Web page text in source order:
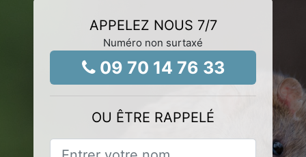
APPELEZ NOUS 7/7
Numéro non surtaxé
09 70 14 76 33
OU ÊTRE RAPPELÉ